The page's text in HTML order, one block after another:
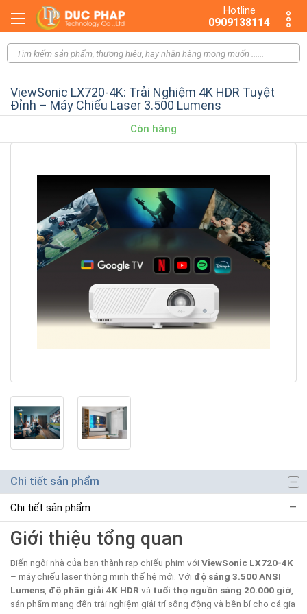
Hotline
0909138114
ViewSonic LX720-4K: Trải Nghiệm 4K HDR Tuyệt
Đỉnh – Máy Chiếu Laser 3.500 Lumens
Còn hàng
Chi tiết sản phẩm
Chi tiết sản phẩm
Giới thiệu tổng quan
Biến ngôi nhà của bạn thành rạp chiếu phim vớiViewSonic LX720-4K
– máy chiếu laser thông minh thế hệ mới. Với độ sáng 3.500 ANSI
Lumens độ phân giải 4K HDR và tuổi thọ nguồn sáng 20.000 giờ
sản phẩm mang đến trải nghiệm giải trí sống động và bền bỉ cho cả gia